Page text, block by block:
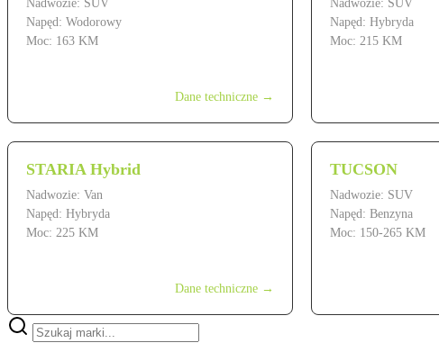
Nadwozie: SUV
Napęd: Wodorowy
Moc: 163 KM
Dane techniczne →
Nadwozie: SUV
Napęd: Hybryda
Moc: 215 KM
STARIA Hybrid
Nadwozie: Van
Napęd: Hybryda
Moc: 225 KM
Dane techniczne →
TUCSON
Nadwozie: SUV
Napęd: Benzyna
Moc: 150-265 KM